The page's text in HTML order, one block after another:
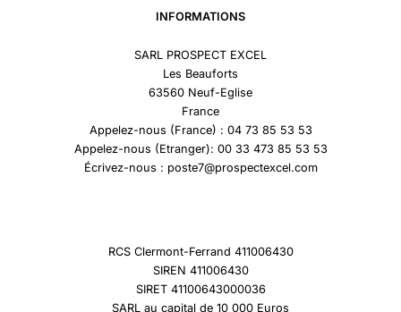
INFORMATIONS
SARL PROSPECT EXCEL
Les Beauforts
63560 Neuf-Eglise
France
Appelez-nous (France) : 04 73 85 53 53
Appelez-nous (Etranger): 00 33 473 85 53 53
Écrivez-nous : poste7@prospectexcel.com
RCS Clermont-Ferrand 411006430
SIREN 411006430
SIRET 41100643000036
SARL au capital de 10 000 Euros